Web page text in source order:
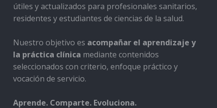
útiles y actualizados para profesionales sanitarios,
residentes y estudiantes de ciencias de la salud.
Nuestro objetivo es acompañar el aprendizaje y
la práctica clínica mediante contenidos
seleccionados con criterio, enfoque práctico y
vocación de servicio.
Aprende. Comparte. Evoluciona.